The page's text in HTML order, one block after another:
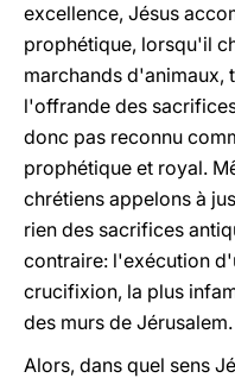
excellence, Jésus
prophétique, lorsqu'il
marchands d'animaux,
l'offrande des
donc pas reconnu
prophétique et royal.
chrétiens appelons à
rien des sacrifices
contraire: l'exécution
crucifixion, la plus
des murs de Jérusalem.
Alors, dans quel sens